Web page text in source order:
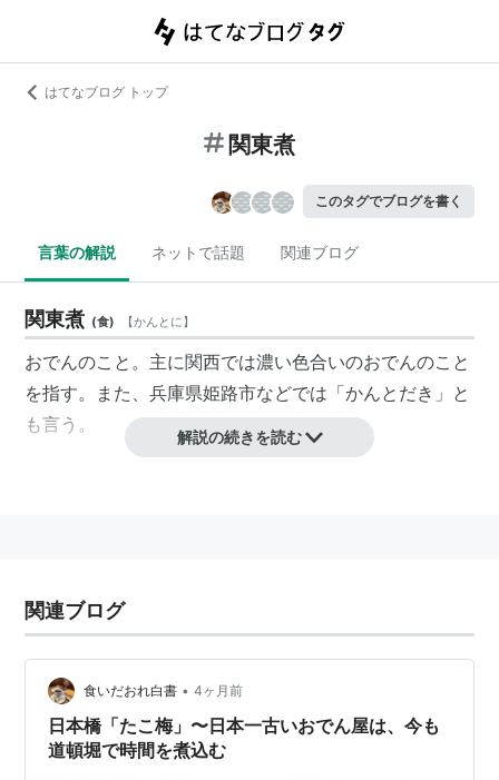
はてなブログ トップ
関東煮
このタグでブログを書く
言葉の解説 ネットで話題 関連ブログ
関東煮 (食) 【かんとに】
おでんのこと。主に関西では濃い色合いのおでんのこと
を指す。また、兵庫県姫路市などでは「かんとだき」と
も言う。
解説の続きを読む
関連ブログ
食いだおれ白書 • 4ヶ月前
日本橋「たこ梅」〜日本一古いおでん屋は、今も
道頓堀で時間を煮込む